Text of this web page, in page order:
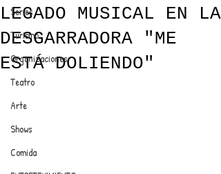
ANUNCIATE CON NOSOTROS
PARA MÁS INFORMACIÓN:
dinamicaseltrendytop@gmail.com
Series
Turismo
Organizaciones
Teatro
Arte
Shows
Comida
LEGADO MUSICAL EN LA
DESGARRADORA "ME
ESTÁ DOLIENDO"